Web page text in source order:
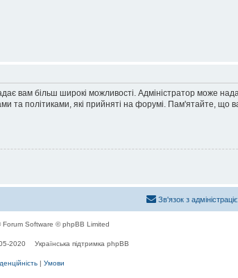
вам більш широкі можливості. Адміністратор може
та політиками, які прийняті на форумі. Пам'ятайте,
Зв'язок з
Forum Software © phpBB Limited
2020 Українська підтримка phpBB
| Умови